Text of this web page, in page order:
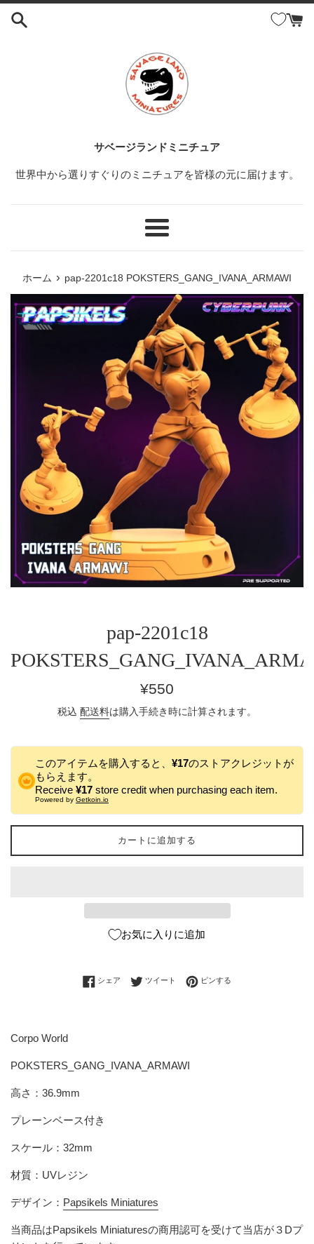
コ
サベージランドミニチュア
世界中から選りすぐりのミニチュアを皆様の元に届けます。
メ
ホーム › pap-2201c18 POKSTERS_GANG_IVANA_ARMAWI
pap-2201c18
通
価
¥550
税込 配送料は購入手続き時に計算されます。
このアイテムを購入すると、 ¥17のストアクレジットが
もらえます。
Receive ¥17 store credit when purchasing each item.
Powered by Getkoin.io
カートに追加する
お気に入りに追加
シェア Facebookでシェアする
ツイート Twitterに投稿する
ピンする
Corpo World
POKSTERS_GANG_IVANA_ARMAWI
高さ：36.9mm
プレーンベース付き
スケール：32mm
材質：UVレジン
デザイン： Papsikels Miniatures
当商品はPapsikels Miniaturesの商用認可を受けて当店が３Dプ